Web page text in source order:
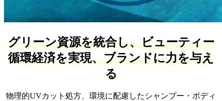
グリーン資源を統合し、ビューティー
循環経済を実現、ブランドに力を与え
る
物理的UVカット処方、環境に配慮したシャンプー ・ボディ